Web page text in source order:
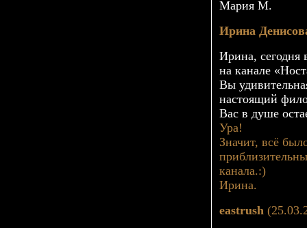
Мария М.
Ирина
Ирина, сегодня
на канале
Вы
настоящий
Вас в душе
Ура!
Значит, всё
канала.:)
Ирина.
eastrush